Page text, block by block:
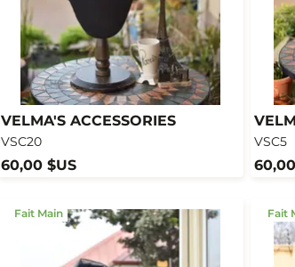
VELMA'S ACCESSORIES
VSC20
60,00 $US
VSC5
Fait Main Fait